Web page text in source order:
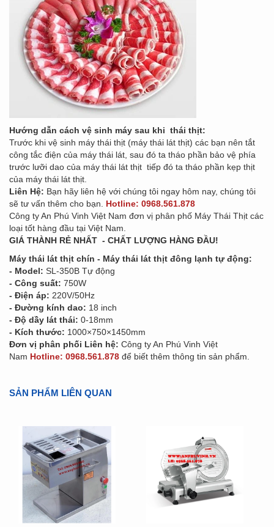
Hướng dẫn cách vệ sinh máy sau khi thái thịt:
Trước khi vệ sinh máy thái thịt (máy thái lát thịt) các bạn nên tắt
công tắc điện của máy thái lát, sau đó ta tháo phần bảo vệ phía
trước lưỡi dao của máy thái lát thịt tiếp đó ta tháo phần kẹp thịt
của máy thái lát thịt.
Liên Hệ: Bạn hãy liên hệ với chúng tôi ngay hôm nay, chúng tôi
sẽ tư vấn thêm cho bạn. Hotline: 0968.561.878
Công ty An Phú Vinh Việt Nam đơn vị phân phố Máy Thái Thịt các
loại tốt hàng đầu tại Việt Nam.
GIÁ THÀNH RẺ NHẤT - CHẤT LƯỢNG HÀNG ĐẦU!
Máy thái lát thịt chín - Máy thái lát thịt đông lạnh tự động:
- Model: SL-350B Tự động
- Công suất: 750W
- Điện áp: 220V/50Hz
- Đường kính dao: 18 inch
- Độ dầy lát thái: 0-18mm
- Kích thước: 1000×750×1450mm
Đơn vị phân phối Liên hệ: Công ty An Phú Vinh Việt
Nam Hotline: 0968.561.878 để biết thêm thông tin sản phẩm.
SẢN PHẨM LIÊN QUAN